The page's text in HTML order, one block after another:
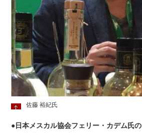
佐藤 裕紀氏
●日本メスカル協会フェリー・カデム氏の